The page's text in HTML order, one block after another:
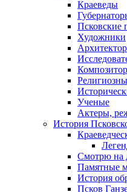
Краеведы
Псковские
Художники
Ученые
Актеры,
История
Смотрю на
Памятные
История
Псков